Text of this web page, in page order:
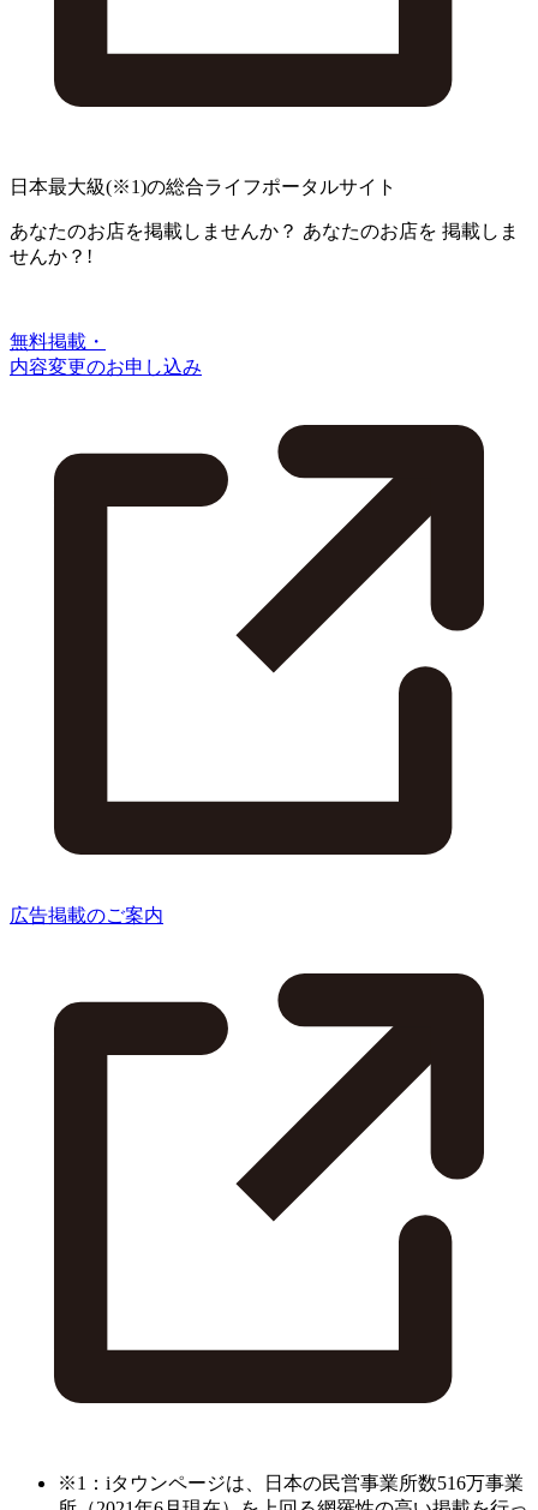
日本最大級(※1)の総合ライフポータルサイト
あなたのお店を掲載しませんか？ あなたのお店を 掲載しま
せんか？!
無料掲載・
内容変更のお申し込み
広告掲載のご案内
※1：iタウンページは、日本の民営事業所数516万事業